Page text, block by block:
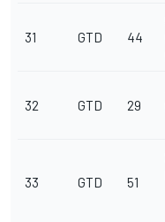
31 GTD 44
32 GTD 29
33 GTD 51